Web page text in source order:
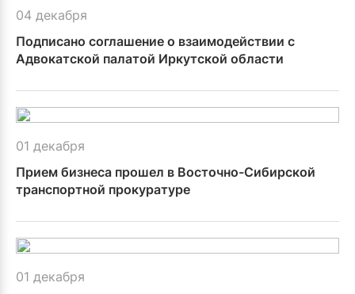
04 декабря
Подписано соглашение о взаимодействии с
Адвокатской палатой Иркутской области
01 декабря
Прием бизнеса прошел в Восточно-Сибирской
транспортной прокуратуре
01 декабря